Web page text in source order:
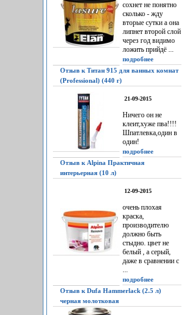
сохнет не понятно
сколько - жду
вторые сутки а она
липнет второй слой
через год видимо
ложить прийдё ...
подробнее
Отзыв к Титан 915 для ванных комнат
(Professional) (440 г)
21-09-2015
Ничего он не
клеит,хуже пва!!!!
Шпатлевка,один в
один!
подробнее
Отзыв к Alpina Практичная
интерьерная (10 л)
12-09-2015
очень плохая
краска,
производителю
должно быть
стыдно. цвет не
белый , а серый,
даже в сравнении с
...
подробнее
Отзыв к Dufa Hammerlack (2.5 л)
черная молотковая